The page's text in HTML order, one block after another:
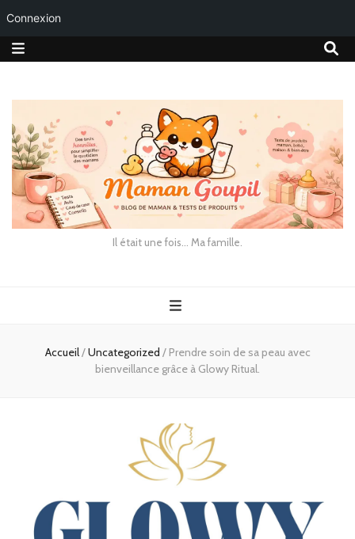
Connexion
Il était une fois… Ma famille.
Accueil/Uncategorized / Prendre soin de sa peau avec
bienveillance grâce à Glowy Ritual.